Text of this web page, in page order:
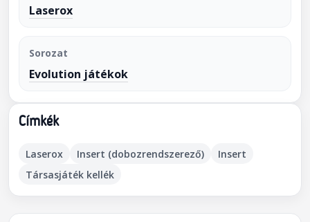
Laserox
Sorozat
Evolution játékok
Címkék
Laserox Insert (dobozrendszerező)
Insert
Társasjáték kellék